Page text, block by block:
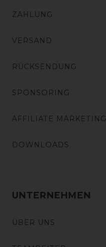
ZAHLUNG
VERSAND
RÜCKSENDUNG
SPONSORING
AFFILIATE MARKETING
DOWNLOADS
UNTERNEHMEN
ÜBER UNS